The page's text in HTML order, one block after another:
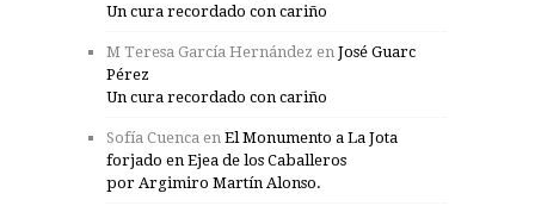
Un cura recordado con cariño
M Teresa García Hernández en José Guarc
Pérez
Un cura recordado con cariño
Sofía Cuenca en El Monumento a La Jota
forjado en Ejea de los Caballeros
por Argimiro Martín Alonso.